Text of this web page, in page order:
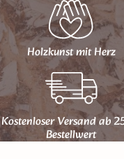
Holzkunst mit Herz
Kostenloser Versand ab
Bestellwert